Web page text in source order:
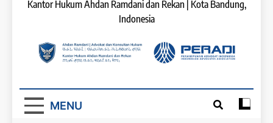
Kantor Hukum Ahdan Ramdani dan Rekan | Kota Bandung,
Indonesia
MENU